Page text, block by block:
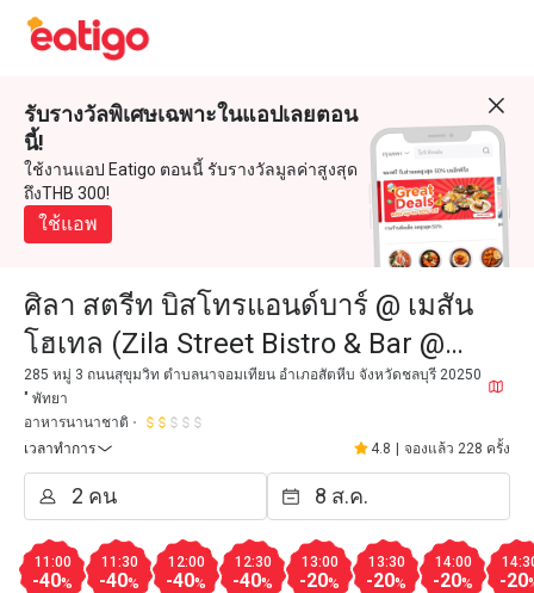
รับรางวัลพิเศษเฉพาะในแอปเลยตอน
นี้!
ใช้งานแอป Eatigo ตอนนี้ รับรางวัลมูลค่าสูงสุด
ถึงTHB 300!
ใช้แอพ
ศิลา สตรีท บิสโทรแอนด์บาร์ @ เมสัน
โฮเทล (Zila Street Bistro & Bar @
Mason Hotel)
285 หมู่ 3 ถนนสุขุมวิท ตำบลนาจอมเทียน อำเภอสัตหีบ จังหวัดชลบุรี 20250
" พัทยา
อาหารนานาชาติ
เวลาทำการ
4.8 จองแล้ว 228 ครั้ง
11:00
-40%
11:30
-40%
12:00
-40%
12:30
-40%
13:00
-20%
13:30
-20%
14:00
-20% -20